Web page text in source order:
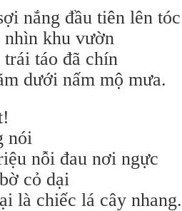
nắng đầu tiên lên tóc
khu vườn
táo đã chín
dưới nấm mộ mưa.
nói
nỗi đau nơi ngực
cỏ dại
là chiếc lá cây nhang.